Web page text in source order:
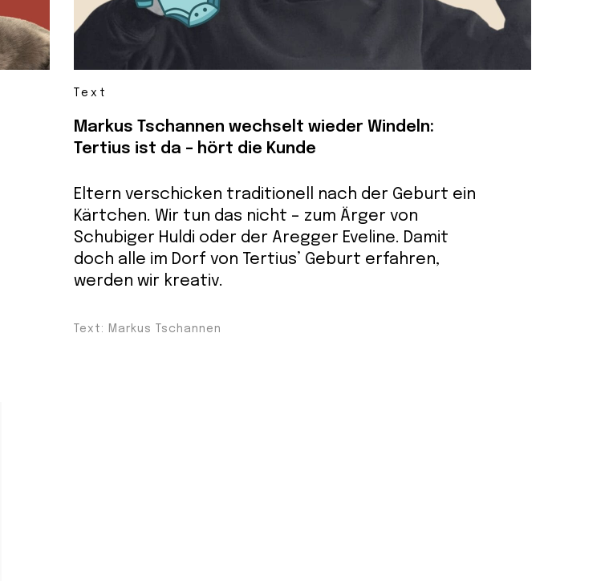
Text
Markus Tschannen wechselt wieder Windeln:
Tertius ist da – hört die Kunde
Eltern verschicken traditionell nach der Geburt ein
Kärtchen. Wir tun das nicht – zum Ärger von
Schubiger Huldi oder der Aregger Eveline. Damit
doch alle im Dorf von Tertius’ Geburt erfahren,
werden wir kreativ.
Text: Markus Tschannen